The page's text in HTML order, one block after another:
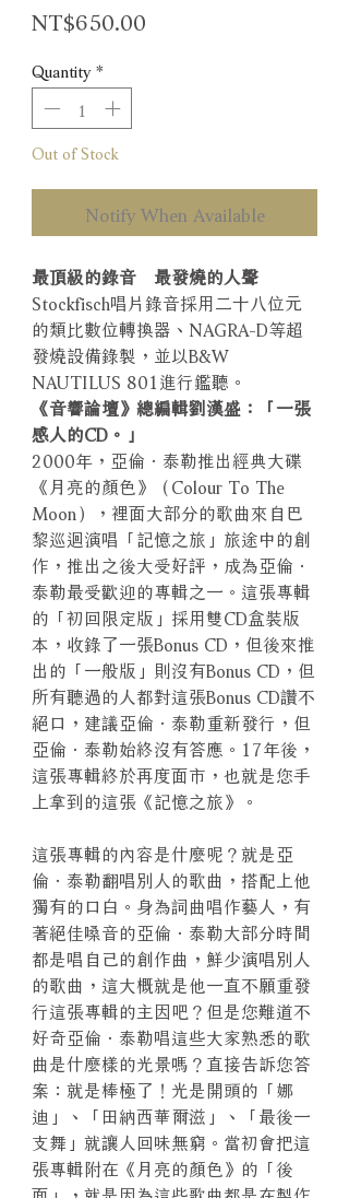
NT$650.00
Quantity *
Out of Stock
Notify When Available
最頂級的錄音 最發燒的人聲
Stockfisch唱片錄音採用二十八位元
的類比數位轉換器、NAGRA-D等超
發燒設備錄製，並以B&W
NAUTILUS 801進行鑑聽。
《音響論壇》總編輯劉漢盛：「一張
感人的CD。」
2000年，亞倫．泰勒推出經典大碟
《月亮的顏色》（Colour To The
Moon），裡面大部分的歌曲來自巴
黎巡迴演唱「記憶之旅」旅途中的創
作，推出之後大受好評，成為亞倫．
泰勒最受歡迎的專輯之一。這張專輯
的「初回限定版」採用雙CD盒裝版
本，收錄了一張Bonus CD，但後來推
出的「一般版」則沒有Bonus CD，但
所有聽過的人都對這張Bonus CD讚不
絕口，建議亞倫．泰勒重新發行，但
亞倫．泰勒始終沒有答應。17年後，
這張專輯終於再度面市，也就是您手
上拿到的這張《記憶之旅》。
這張專輯的內容是什麼呢？就是亞
倫．泰勒翻唱別人的歌曲，搭配上他
獨有的口白。身為詞曲唱作藝人，有
著絕佳嗓音的亞倫．泰勒大部分時間
都是唱自己的創作曲，鮮少演唱別人
的歌曲，這大概就是他一直不願重發
行這張專輯的主因吧？但是您難道不
好奇亞倫．泰勒唱這些大家熟悉的歌
曲是什麼樣的光景嗎？直接告訴您答
案：就是棒極了！光是開頭的「娜
迪」、「田納西華爾滋」、「最後一
支舞」就讓人回味無窮。當初會把這
張專輯附在《月亮的顏色》的「後